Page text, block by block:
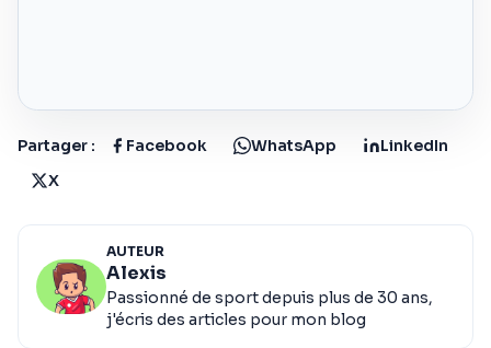
Partager : Facebook WhatsApp
LinkedIn
X
AUTEUR
Alexis
Passionné de sport depuis plus de 30 ans,
j'écris des articles pour mon blog